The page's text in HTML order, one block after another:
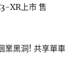
XR上市 售
業黑洞! 共享單車